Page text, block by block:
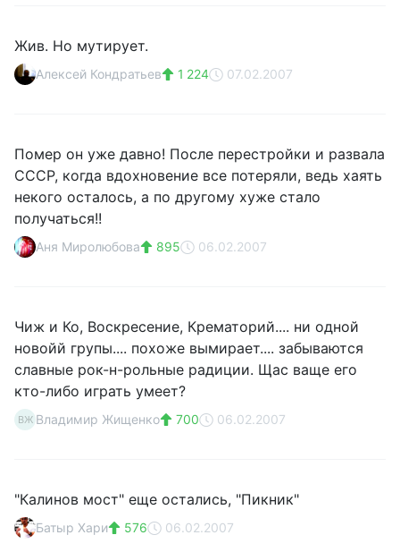
Жив. Но мутирует.
Алексей Кондратьев 1 224 07.02.2007
Помер он уже давно! После перестройки и развала
СССР, когда вдохновение все потеряли, ведь хаять
некого осталось, а по другому хуже стало
получаться!!
Аня Миролюбова 895 06.02.2007
Чиж и Ко, Воскресение, Крематорий.... ни одной
новойй групы.... похоже вымирает.... забываются
славные рок-н-рольные радиции. Щас ваще его
кто-либо играть умеет?
ВЖ Владимир Жищенко 700 06.02.2007
"Калинов мост" еще остались, "Пикник"
Батыр Хари 576 06.02.2007